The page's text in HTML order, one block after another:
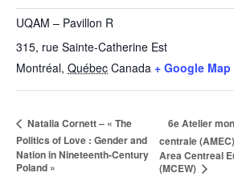
UQAM – Pavillon R
315, rue Sainte-Catherine Est
Montréal, Québec Canada + Google Map
Natalia Cornett – « The
Politics of Love : Gender and
Nation in Nineteenth-Century
Poland »
6e Atelier
centrale
Area Centreal
(MCEW)